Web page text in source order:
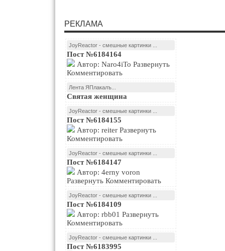
РЕКЛАМА
JoyReactor - смешные картинки ...
Пост №6184164
Комментировать
Лента ЯПлакалъ...
Святая женщина
JoyReactor - смешные картинки ...
Пост №6184155
Комментировать
JoyReactor - смешные картинки ...
Пост №6184147
Развернуть Комментировать
JoyReactor - смешные картинки ...
Пост №6184109
Комментировать
JoyReactor - смешные картинки ...
Пост №6183995